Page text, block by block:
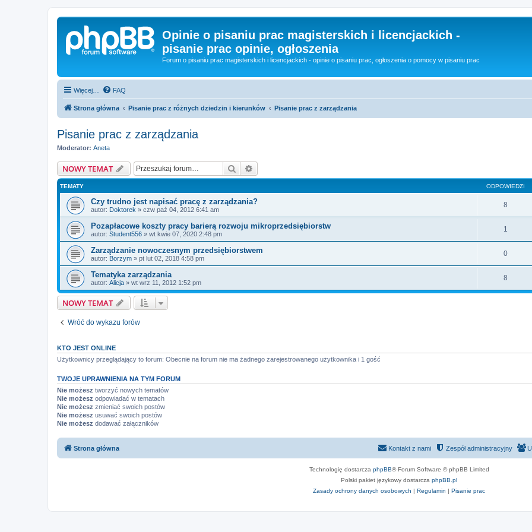
Opinie o pisaniu prac magisterskich i licencjackich -
pisanie prac opinie, ogłoszenia
Forum o pisaniu prac magisterskich i licencjackich - opinie o pisaniu prac, ogłoszenia o pomocy w pisaniu prac
Więcej… FAQ
Strona główna Pisanie prac z różnych dziedzin i kierunków Pisanie prac z zarządzania
Pisanie prac z zarządzania
Moderator: Aneta
NOWY TEMAT Szukaj
TEMATY ODPOWIEDZI
Czy trudno jest napisać pracę z zarządzania?
autor: Doktorek » czw paź 04, 2012 6:41 am
8
Pozapłacowe koszty pracy barierą rozwoju mikroprzedsiębiorstw
autor: Student556 » wt kwie 07, 2020 2:48 pm
1
Zarządzanie nowoczesnym przedsiębiorstwem
autor: Borzym » pt lut 02, 2018 4:58 pm
0
Tematyka zarządzania
autor: Alicja » wt wrz 11, 2012 1:52 pm
8
NOWY TEMAT
Wróć do wykazu forów
KTO JEST ONLINE
Użytkownicy przeglądający to forum: Obecnie na forum nie ma żadnego zarejestrowanego użytkownika i 1 gość
TWOJE UPRAWNIENIA NA TYM FORUM
Nie możesz tworzyć nowych tematów
Nie możesz odpowiadać w tematach
Nie możesz zmieniać swoich postów
Nie możesz usuwać swoich postów
Nie możesz dodawać załączników
Strona główna Zespół administracyjny
Kontakt z nami
Technologię dostarcza phpBB® Forum Software © phpBB Limited
Polski pakiet językowy dostarcza phpBB.pl
Zasady ochrony danych osobowych | Regulamin | Pisanie prac